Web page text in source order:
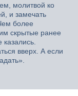
молитвой ко
и замечать
более
скрытые ранее
вверх. А если